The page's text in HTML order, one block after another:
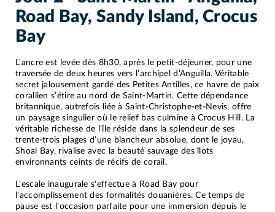
Road Bay, Sandy Island, Crocus
Bay
L'ancre est levée dès 8h30, après le petit-déjeuner, pour une
traversée de deux heures vers l’archipel d’Anguilla. Véritable
secret jalousement gardé des Petites Antilles, ce havre de paix
corallien s’étire au nord de Saint-Martin. Cette dépendance
britannique, autrefois liée à Saint-Christophe-et-Nevis, offre
un paysage singulier où le relief bas culmine à Crocus Hill. La
véritable richesse de l’île réside dans la splendeur de ses
trente-trois plages d’une blancheur absolue, dont le joyau,
Shoal Bay, rivalise avec la beauté sauvage des îlots
environnants ceints de récifs de corail.
L'escale inaugurale s'effectue à Road Bay pour
l'accomplissement des formalités douanières. Ce temps de
pause est l'occasion parfaite pour une immersion depuis le